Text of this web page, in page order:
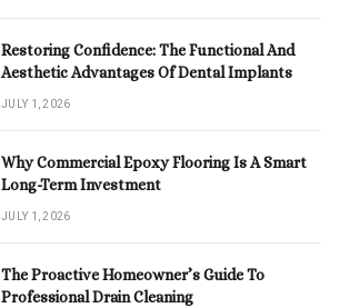
Restoring Confidence: The Functional And
Aesthetic Advantages Of Dental Implants
JULY 1, 2026
Why Commercial Epoxy Flooring Is A Smart
Long-Term Investment
JULY 1, 2026
The Proactive Homeowner’s Guide To
Professional Drain Cleaning